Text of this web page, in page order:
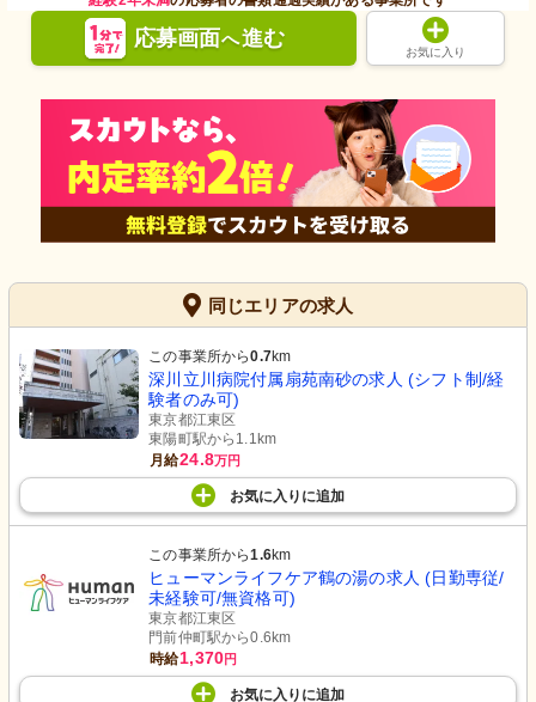
応募画面へ進む
お気に入り
同じエリアの求人
この事業所から0.7km
深川立川病院付属扇苑南砂の求人 (シフト制/経
験者のみ可)
東京都江東区
東陽町駅から1.1km
月給24.8万円
お気に入り に追加
この事業所から1.6km
ヒューマンライフケア鶴の湯の求人 (日勤専従/
未経験可/無資格可)
東京都江東区
門前仲町駅から0.6km
時給1,370円
お気に入り に追加